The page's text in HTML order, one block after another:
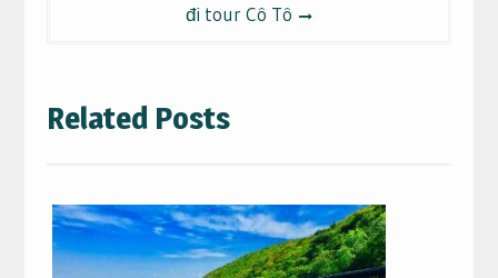
đi tour Cô Tô
Related Posts